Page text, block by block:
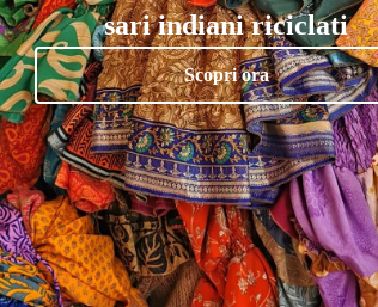
sari indiani riciclati
Scopri ora